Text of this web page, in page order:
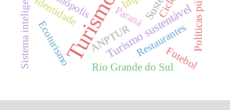
TurismoTurismo sustentável
Ecoturismo Restaurantes
Paraná
Identidade
Rio Grande do SulFutebol
ANPTUR
Sistema inteligente